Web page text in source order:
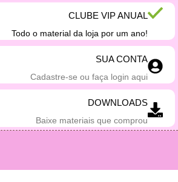
CLUBE VIP ANUAL
Todo o material da loja por um ano!
SUA CONTA
Cadastre-se ou faça login aqui
DOWNLOADS
Baixe materiais que comprou